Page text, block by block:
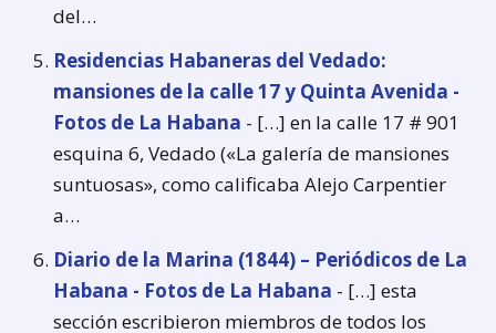
del…
Residencias Habaneras del Vedado:
mansiones de la calle 17 y Quinta Avenida -
Fotos de La Habana - […] en la calle 17 # 901
esquina 6, Vedado («La galería de mansiones
suntuosas», como calificaba Alejo Carpentier
a…
Diario de la Marina (1844) – Periódicos de La
Habana - Fotos de La Habana - […] esta
sección escribieron miembros de todos los